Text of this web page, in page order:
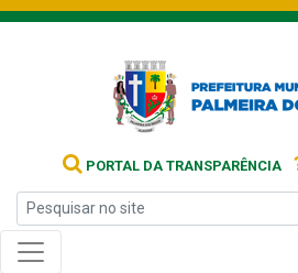
PORTAL DA TRANSPARÊNCIA